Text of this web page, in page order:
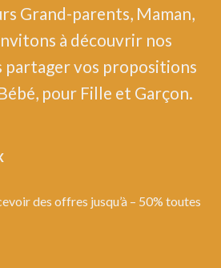
Grand-parents, Maman,
à découvrir nos
partager vos propositions
pour Fille et Garçon.
des offres jusqu’à – 50% toutes